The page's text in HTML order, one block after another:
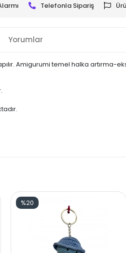
Telefonla Sipariş
Yorumlar
Amigurumi temel halka artırma-
%20